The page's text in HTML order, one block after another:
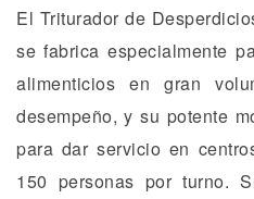
El Triturador de
se fabrica especialmente
alimenticios en gran
desempeño, y su potente
para dar servicio en
150 personas por turno.